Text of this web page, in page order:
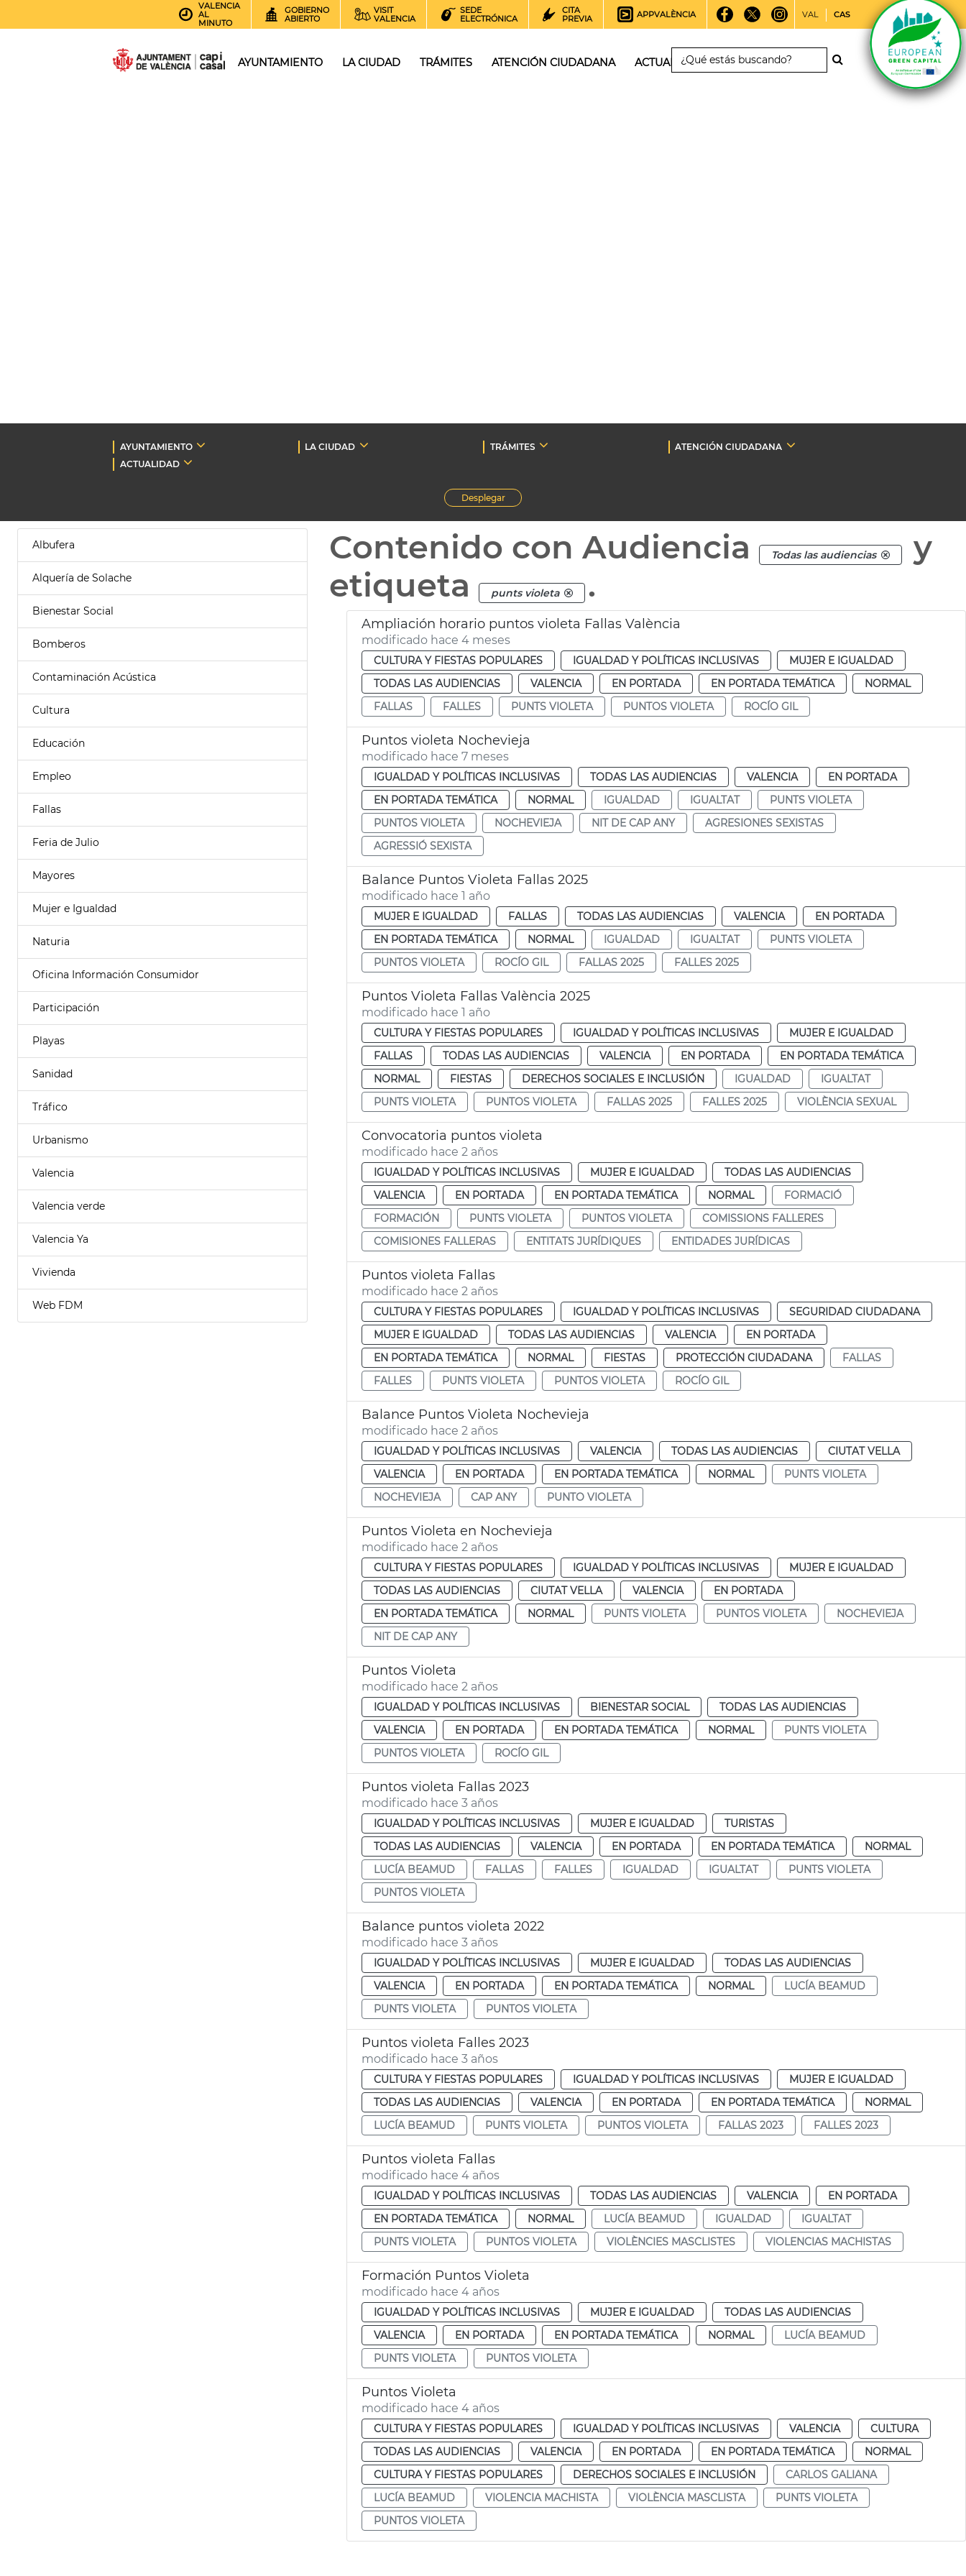
VALENCIA
AL
MINUTO
GOBIERNO
ABIERTO
VISIT
VALENCIA
SEDE
ELECTRÓNICA
CITA
PREVIA
APPVALÈNCIA VAL CAS
AYUNTAMIENTO LA CIUDAD TRÁMITES ATENCIÓN CIUDADANA ACTUALIDAD
AYUNTAMIENTO LA CIUDAD TRÁMITES
ATENCIÓN CIUDADANA
ACTUALIDAD
Desplegar
Albufera
Alquería de Solache
Bienestar Social
Bomberos
Contaminación Acústica
Cultura
Educación
Empleo
Fallas
Feria de Julio
Mayores
Mujer e Igualdad
Naturia
Oficina Información Consumidor
Participación
Playas
Sanidad
Tráfico
Urbanismo
Valencia
Valencia verde
Valencia Ya
Vivienda
Web FDM
Contenido con Audiencia Todas las audiencias
y
etiqueta
punts violeta .
Ampliación horario puntos violeta Fallas València
modificado hace 4 meses
CULTURA Y FIESTAS POPULARES IGUALDAD Y POLÍTICAS INCLUSIVAS
MUJER E IGUALDAD
TODAS LAS AUDIENCIAS
VALENCIA EN PORTADA EN PORTADA TEMÁTICA
NORMAL
FALLAS
FALLES PUNTS VIOLETA PUNTOS VIOLETA ROCÍO GIL
Puntos violeta Nochevieja
modificado hace 7 meses
IGUALDAD Y POLÍTICAS INCLUSIVAS TODAS LAS AUDIENCIAS VALENCIA
EN PORTADA
EN PORTADA TEMÁTICA
NORMAL IGUALDAD IGUALTAT
PUNTS VIOLETA
PUNTOS VIOLETA
NOCHEVIEJA NIT DE CAP ANY
AGRESIONES SEXISTAS
AGRESSIÓ SEXISTA
Balance Puntos Violeta Fallas 2025
modificado hace 1 año
MUJER E IGUALDAD FALLAS TODAS LAS AUDIENCIAS VALENCIA
EN PORTADA
EN PORTADA TEMÁTICA
NORMAL IGUALDAD IGUALTAT
PUNTS VIOLETA
PUNTOS VIOLETA
ROCÍO GIL FALLAS 2025 FALLES 2025
Puntos Violeta Fallas València 2025
modificado hace 1 año
CULTURA Y FIESTAS POPULARES IGUALDAD Y POLÍTICAS INCLUSIVAS
MUJER E IGUALDAD
FALLAS
TODAS LAS AUDIENCIAS VALENCIA EN PORTADA
EN PORTADA TEMÁTICA
NORMAL
FIESTAS DERECHOS SOCIALES E INCLUSIÓN IGUALDAD
IGUALTAT
PUNTS VIOLETA
PUNTOS VIOLETA FALLAS 2025 FALLES 2025 VIOLÈNCIA SEXUAL
Convocatoria puntos violeta
modificado hace 2 años
IGUALDAD Y POLÍTICAS INCLUSIVAS MUJER E IGUALDAD
TODAS LAS AUDIENCIAS
VALENCIA
EN PORTADA EN PORTADA TEMÁTICA NORMAL
FORMACIÓ
FORMACIÓN
PUNTS VIOLETA PUNTOS VIOLETA
COMISSIONS FALLERES
COMISIONES FALLERAS
ENTITATS JURÍDIQUES ENTIDADES JURÍDICAS
Puntos violeta Fallas
modificado hace 2 años
CULTURA Y FIESTAS POPULARES IGUALDAD Y POLÍTICAS INCLUSIVAS
SEGURIDAD CIUDADANA
MUJER E IGUALDAD
TODAS LAS AUDIENCIAS VALENCIA
EN PORTADA
EN PORTADA TEMÁTICA
NORMAL FIESTAS PROTECCIÓN CIUDADANA
FALLAS
FALLES
PUNTS VIOLETA PUNTOS VIOLETA ROCÍO GIL
Balance Puntos Violeta Nochevieja
modificado hace 2 años
IGUALDAD Y POLÍTICAS INCLUSIVAS VALENCIA TODAS LAS AUDIENCIAS
CIUTAT VELLA
VALENCIA
EN PORTADA EN PORTADA TEMÁTICA NORMAL
PUNTS VIOLETA
NOCHEVIEJA
CAP ANY PUNTO VIOLETA
Puntos Violeta en Nochevieja
modificado hace 2 años
CULTURA Y FIESTAS POPULARES IGUALDAD Y POLÍTICAS INCLUSIVAS
MUJER E IGUALDAD
TODAS LAS AUDIENCIAS
CIUTAT VELLA VALENCIA
EN PORTADA
EN PORTADA TEMÁTICA
NORMAL PUNTS VIOLETA PUNTOS VIOLETA
NOCHEVIEJA
NIT DE CAP ANY
Puntos Violeta
modificado hace 2 años
IGUALDAD Y POLÍTICAS INCLUSIVAS BIENESTAR SOCIAL
TODAS LAS AUDIENCIAS
VALENCIA
EN PORTADA EN PORTADA TEMÁTICA NORMAL
PUNTS VIOLETA
PUNTOS VIOLETA
ROCÍO GIL
Puntos violeta Fallas 2023
modificado hace 3 años
IGUALDAD Y POLÍTICAS INCLUSIVAS MUJER E IGUALDAD
TURISTAS
TODAS LAS AUDIENCIAS
VALENCIA EN PORTADA EN PORTADA TEMÁTICA
NORMAL
LUCÍA BEAMUD
FALLAS FALLES IGUALDAD IGUALTAT
PUNTS VIOLETA
PUNTOS VIOLETA
Balance puntos violeta 2022
modificado hace 3 años
IGUALDAD Y POLÍTICAS INCLUSIVAS MUJER E IGUALDAD
TODAS LAS AUDIENCIAS
VALENCIA
EN PORTADA EN PORTADA TEMÁTICA NORMAL
LUCÍA BEAMUD
PUNTS VIOLETA
PUNTOS VIOLETA
Puntos violeta Falles 2023
modificado hace 3 años
CULTURA Y FIESTAS POPULARES IGUALDAD Y POLÍTICAS INCLUSIVAS
MUJER E IGUALDAD
TODAS LAS AUDIENCIAS
VALENCIA EN PORTADA EN PORTADA TEMÁTICA
NORMAL
LUCÍA BEAMUD
PUNTS VIOLETA PUNTOS VIOLETA FALLAS 2023 FALLES 2023
Puntos violeta Fallas
modificado hace 4 años
IGUALDAD Y POLÍTICAS INCLUSIVAS TODAS LAS AUDIENCIAS VALENCIA
EN PORTADA
EN PORTADA TEMÁTICA
NORMAL LUCÍA BEAMUD IGUALDAD
IGUALTAT
PUNTS VIOLETA
PUNTOS VIOLETA VIOLÈNCIES MASCLISTES VIOLENCIAS MACHISTAS
Formación Puntos Violeta
modificado hace 4 años
IGUALDAD Y POLÍTICAS INCLUSIVAS MUJER E IGUALDAD
TODAS LAS AUDIENCIAS
VALENCIA
EN PORTADA EN PORTADA TEMÁTICA NORMAL
LUCÍA BEAMUD
PUNTS VIOLETA
PUNTOS VIOLETA
Puntos Violeta
modificado hace 4 años
CULTURA Y FIESTAS POPULARES IGUALDAD Y POLÍTICAS INCLUSIVAS VALENCIA
CULTURA
TODAS LAS AUDIENCIAS
VALENCIA EN PORTADA EN PORTADA TEMÁTICA
NORMAL
CULTURA Y FIESTAS POPULARES
DERECHOS SOCIALES E INCLUSIÓN
CARLOS GALIANA
LUCÍA BEAMUD
VIOLENCIA MACHISTA VIOLÈNCIA MASCLISTA
PUNTS VIOLETA
PUNTOS VIOLETA